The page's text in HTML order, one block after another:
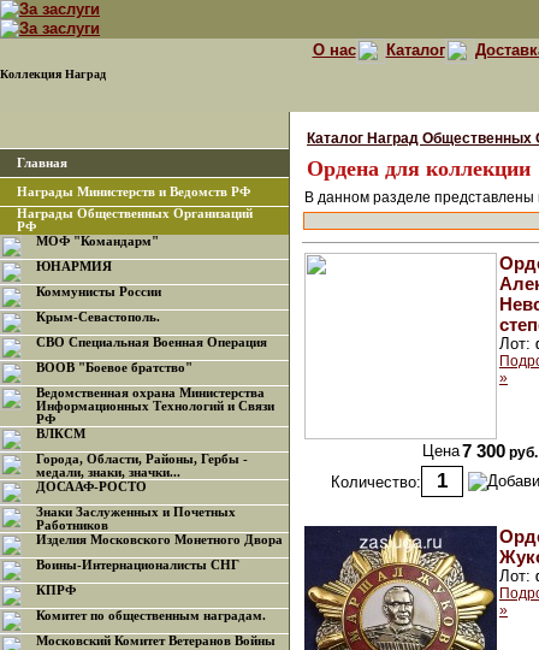
Коллекция Наград
О нас Каталог
Главная
Награды Министерств и Ведомств РФ
Награды Общественных Организаций
РФ
МОФ "Командарм"
ЮНАРМИЯ
Коммунисты России
Крым-Севастополь.
СВО Специальная Военная Операция
ВООВ "Боевое братство"
Ведомственная охрана Министерства
Информационных Технологий и Связи
РФ
ВЛКСМ
Города, Области, Районы, Гербы -
медали, знаки, значки...
ДОСААФ-РОСТО
Знаки Заслуженных и Почетных
Работников
Изделия Московского Монетного Двора
Воины-Интернационалисты СНГ
КПРФ
Комитет по общественным наградам.
Московский Комитет Ветеранов Войны
Каталог Наград Общественных
Ордена для коллекции
В данном разделе
Лот:
»
Цена7 300 руб.
Количество:
Лот:
»